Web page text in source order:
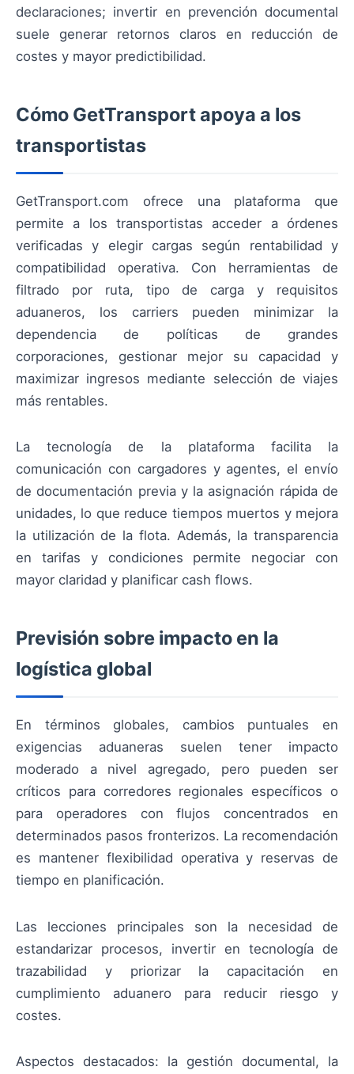
declaraciones; invertir en prevención documental
suele generar retornos claros en reducción de
costes y mayor predictibilidad.
Cómo GetTransport apoya a los
transportistas
GetTransport.com ofrece una plataforma que
permite a los transportistas acceder a órdenes
verificadas y elegir cargas según rentabilidad y
compatibilidad operativa. Con herramientas de
filtrado por ruta, tipo de carga y requisitos
aduaneros, los carriers pueden minimizar la
dependencia de políticas de grandes
corporaciones, gestionar mejor su capacidad y
maximizar ingresos mediante selección de viajes
más rentables.
La tecnología de la plataforma facilita la
comunicación con cargadores y agentes, el envío
de documentación previa y la asignación rápida de
unidades, lo que reduce tiempos muertos y mejora
la utilización de la flota. Además, la transparencia
en tarifas y condiciones permite negociar con
mayor claridad y planificar cash flows.
Previsión sobre impacto en la
logística global
En términos globales, cambios puntuales en
exigencias aduaneras suelen tener impacto
moderado a nivel agregado, pero pueden ser
críticos para corredores regionales específicos o
para operadores con flujos concentrados en
determinados pasos fronterizos. La recomendación
es mantener flexibilidad operativa y reservas de
tiempo en planificación.
Las lecciones principales son la necesidad de
estandarizar procesos, invertir en tecnología de
trazabilidad y priorizar la capacitación en
cumplimiento aduanero para reducir riesgo y
costes.
Aspectos destacados: la gestión documental, la